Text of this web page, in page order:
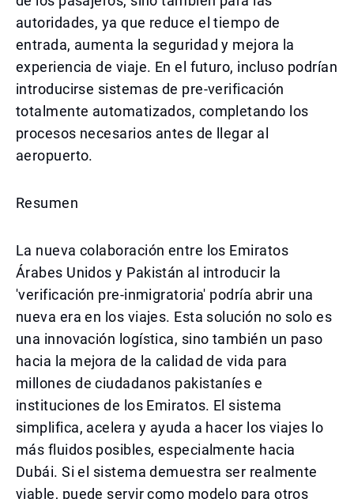
autoridades, ya que reduce el tiempo de
entrada, aumenta la seguridad y mejora la
experiencia de viaje. En el futuro, incluso podrían
introducirse sistemas de pre-verificación
totalmente automatizados, completando los
procesos necesarios antes de llegar al
aeropuerto.
Resumen
La nueva colaboración entre los Emiratos
Árabes Unidos y Pakistán al introducir la
'verificación pre-inmigratoria' podría abrir una
nueva era en los viajes. Esta solución no solo es
una innovación logística, sino también un paso
hacia la mejora de la calidad de vida para
millones de ciudadanos pakistaníes e
instituciones de los Emiratos. El sistema
simplifica, acelera y ayuda a hacer los viajes lo
más fluidos posibles, especialmente hacia
Dubái. Si el sistema demuestra ser realmente
viable, puede servir como modelo para otros